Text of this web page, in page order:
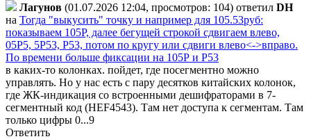
Лaгyнoв (01.07.2026 12:04, просмотров: 104) ответил DH
на Тогда "выкусить" точку и например для 105.53руб:
показываем 105Р, далее бегущей строкой сдвигаем влево,
05Р5, 5Р53, Р53, потом по кругу или сдвиги влево<->вправо.
По времени больше фиксации на 105Р и Р53
в каких-то колонках. пойдет, где посегментно можно
управлять. Но у нас есть с пару десятков китайских колонок,
где ЖК-индикация со встроенными дешифраторами в 7-
сегментный код (HEF4543). Там нет доступа к сегментам. Там
только цифры 0...9
Ответить